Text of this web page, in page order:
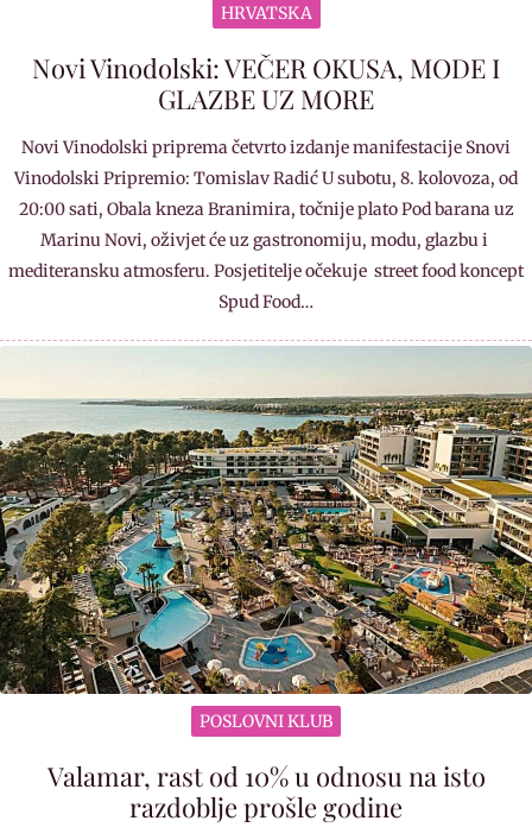
HRVATSKA
Novi Vinodolski: VEČER OKUSA, MODE I
GLAZBE UZ MORE
Novi Vinodolski priprema četvrto izdanje manifestacije Snovi
Vinodolski Pripremio: Tomislav Radić U subotu, 8. kolovoza, od
20:00 sati, Obala kneza Branimira, točnije plato Pod barana uz
Marinu Novi, oživjet će uz gastronomiju, modu, glazbu i
mediteransku atmosferu. Posjetitelje očekuje street food koncept
Spud Food…
POSLOVNI KLUB
Valamar, rast od 10% u odnosu na isto
razdoblje prošle godine